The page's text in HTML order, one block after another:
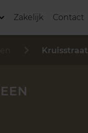
Zakelijk Contact
Kruisstraat